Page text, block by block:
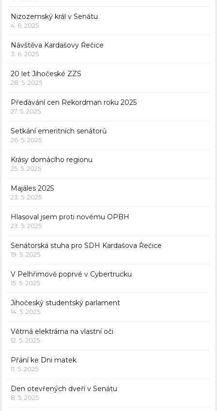
Nizozemský král v Senátu
4. 6. 2025
Návštěva Kardašovy Řečice
3. 6. 2025
20 let Jihočeské ZZS
28. 5. 2025
Předávání cen Rekordman roku 2025
27. 5. 2025
Setkání emeritních senátorů
26. 5. 2025
Krásy domácího regionu
25. 5. 2025
Majáles 2025
23. 5. 2025
Hlasoval jsem proti novému OPBH
23. 5. 2025
Senátorská stuha pro SDH Kardašova Řečice
19. 5. 2025
V Pelhřimově poprvé v Cybertrucku
15. 5. 2025
Jihočeský studentský parlament
14. 5. 2025
Větrná elektrárna na vlastní oči
12. 5. 2025
Přání ke Dni matek
11. 5. 2025
Den otevřených dveří v Senátu
8. 5. 2025